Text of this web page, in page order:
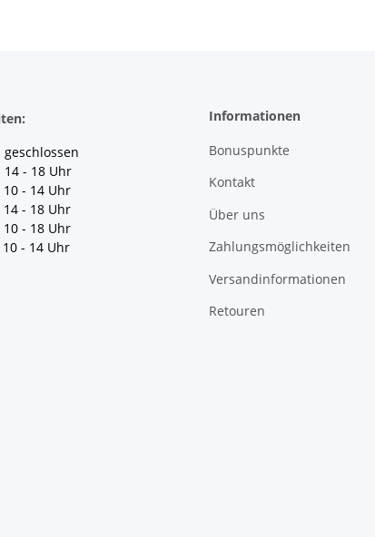
- 18 Uhr
- 14 Uhr
- 18 Uhr
- 18 Uhr
- 14 Uhr
Informationen
Bonuspunkte
Kontakt
Über uns
Zahlungsmöglichkeiten
Versandinformationen
Retouren